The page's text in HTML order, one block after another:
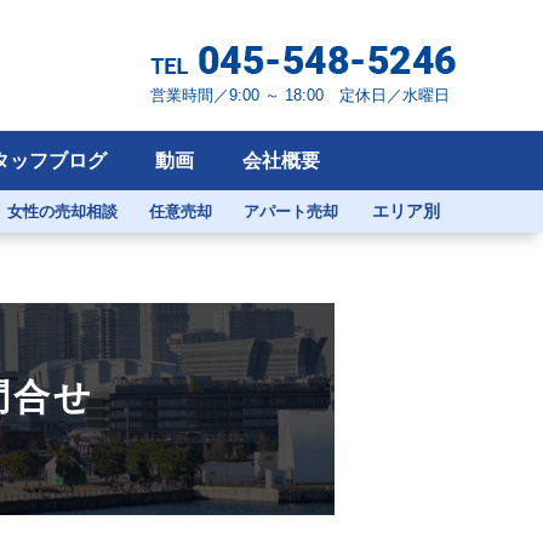
営業時間／9:00 ～ 18:00 定休日／水曜日
ッフブログ 動画 会社概要
女性の売却相談 任意売却 アパート売却 エリア別
合せ